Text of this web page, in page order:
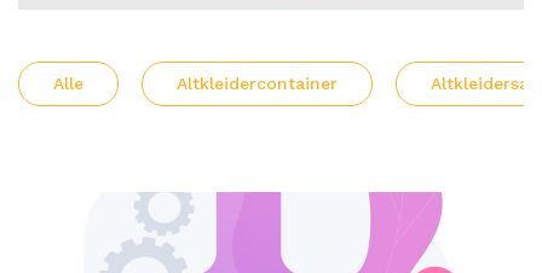
Alle Altkleidercontainer